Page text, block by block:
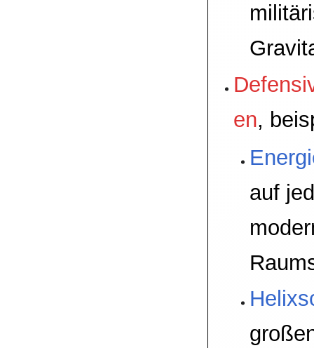
en,
auf